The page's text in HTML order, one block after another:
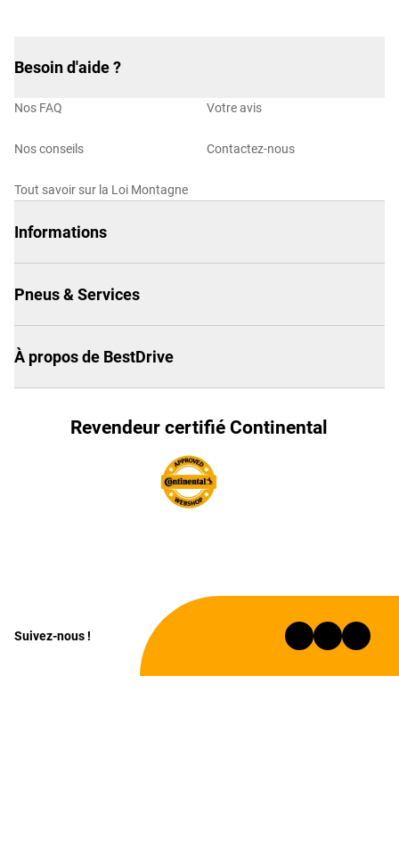
Besoin d'aide ?
Nos FAQ
Nos conseils
Tout savoir sur la Loi Montagne
Votre avis
Contactez-nous
Informations
Pneus & Services
À propos de BestDrive
Revendeur certifié Continental
Suivez-nous !